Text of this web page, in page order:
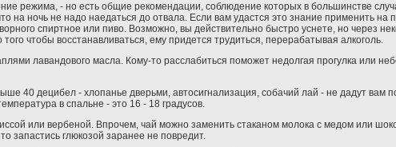
режима, - но есть общие рекомендации, соблюдение которых в большинстве
на ночь не надо наедаться до отвала. Если вам удастся это знание применить на
спиртное или пиво. Возможно, вы действительно быстро уснете, но через
чтобы восстанавливаться, ему придется трудиться, перерабатывая алкоголь.
лавандового масла. Кому-то расслабиться поможет недолгая прогулка или
40 децибел - хлопанье дверьми, автосигнализация, собачий лай - не дадут вам
в спальне - это 16 - 18 градусов.
или вербеной. Впрочем, чай можно заменить стаканом молока с медом или
запастись глюкозой заранее не повредит.